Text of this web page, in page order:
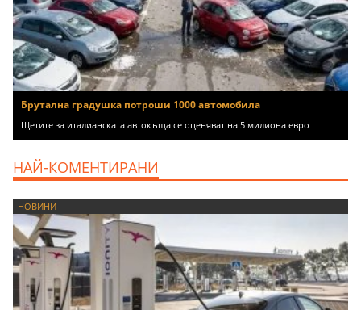
Брутална градушка потроши 1000 автомобила
Щетите за италианската автокъща се оценяват на 5 милиона евро
НАЙ-КОМЕНТИРАНИ
НОВИНИ